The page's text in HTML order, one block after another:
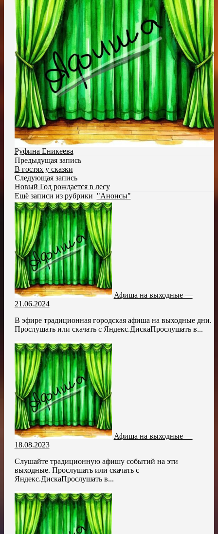
Руфина Еникеева
Предыдущая запись
В гостях у сказки
Следующая запись
Новый Год рождается в лесу
Ещё записи из рубрики "Анонсы"
Афиша на выходные —
21.06.2024
В эфире традиционная городская афиша на выходные дни.
Прослушать или скачать с Яндекс.ДискаПрослушать в...
Афиша на выходные —
18.08.2023
Слушайте традиционную афишу событий на эти
выходные. Прослушать или скачать с
Яндекс.ДискаПрослушать в...